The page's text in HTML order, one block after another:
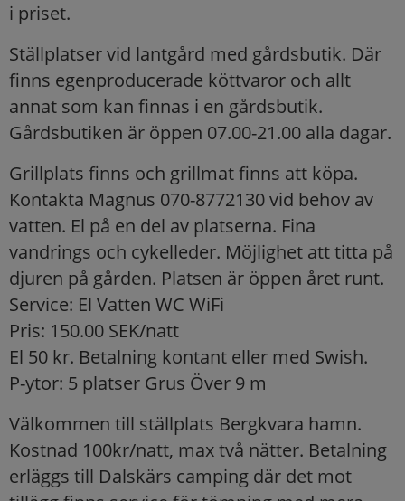
i priset.
Ställplatser vid lantgård med gårdsbutik. Där
finns egenproducerade köttvaror och allt
annat som kan finnas i en gårdsbutik.
Gårdsbutiken är öppen 07.00-21.00 alla dagar.
Grillplats finns och grillmat finns att köpa.
Kontakta Magnus 070-8772130 vid behov av
vatten. El på en del av platserna. Fina
vandrings och cykelleder. Möjlighet att titta på
djuren på gården. Platsen är öppen året runt.
Service: El Vatten WC WiFi
Pris: 150.00 SEK/natt
El 50 kr. Betalning kontant eller med Swish.
P-ytor: 5 platser Grus Över 9 m
Välkommen till ställplats Bergkvara hamn.
Kostnad 100kr/natt, max två nätter. Betalning
erläggs till Dalskärs camping där det mot